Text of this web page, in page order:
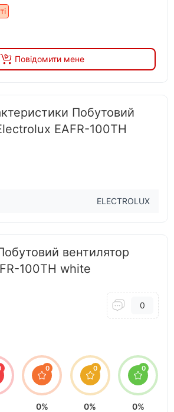
Повідомити мене
Побутовий
EAFR-100TH
ELECTROLUX
вентилятор
100TH white
0
0
0%
0
0%
0
0%